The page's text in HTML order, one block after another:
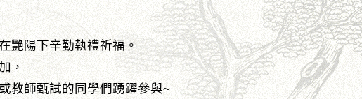
艷陽下辛勤執禮祈福。
，
教師甄試的同學們踴躍參與~